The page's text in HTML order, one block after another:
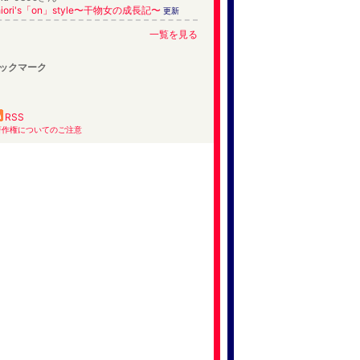
「on」style〜干物女の成長記〜 更新
一覧を見る
クマーク
RSS
権についてのご注意